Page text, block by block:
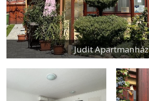
Judit Apartmanház